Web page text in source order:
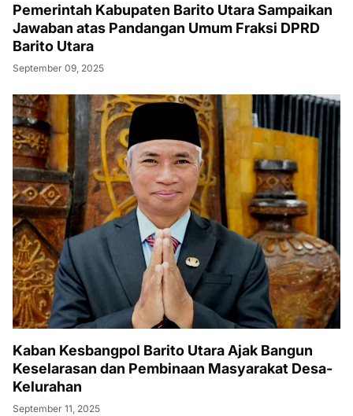
Pemerintah Kabupaten Barito Utara Sampaikan
Jawaban atas Pandangan Umum Fraksi DPRD
Barito Utara
September 09, 2025
Kaban Kesbangpol Barito Utara Ajak Bangun
Keselarasan dan Pembinaan Masyarakat Desa-
Kelurahan
September 11, 2025